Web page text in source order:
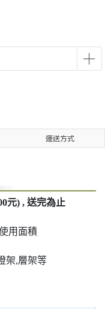
運送方式
元) , 送完為止
用面積
架,層架等